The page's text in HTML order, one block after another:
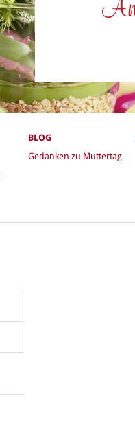
BLOG
Gedanken zu Muttertag